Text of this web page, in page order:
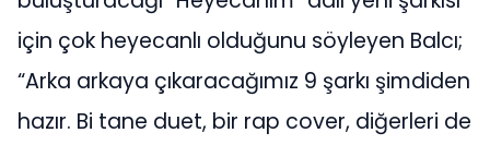
için çok heyecanlı olduğunu söyleyen Balcı;
“Arka arkaya çıkaracağımız 9 şarkı şimdiden
hazır. Bi tane duet, bir rap cover, diğerleri de